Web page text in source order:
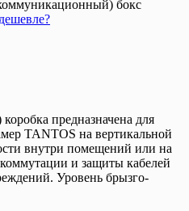
бокс
предназначена для
TANTOS на вертикальной
внутри помещений или на
и защиты кабелей
Уровень брызго-